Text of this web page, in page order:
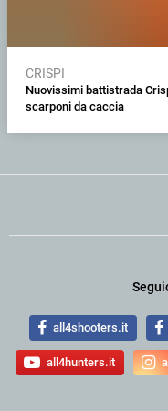
CRISPI
Nuovissimi battistrada
scarponi da caccia
all4shooters.it
all4hunters.it